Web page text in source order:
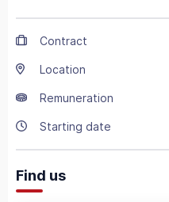
Contract
Location
Remuneration
Starting date
Find us